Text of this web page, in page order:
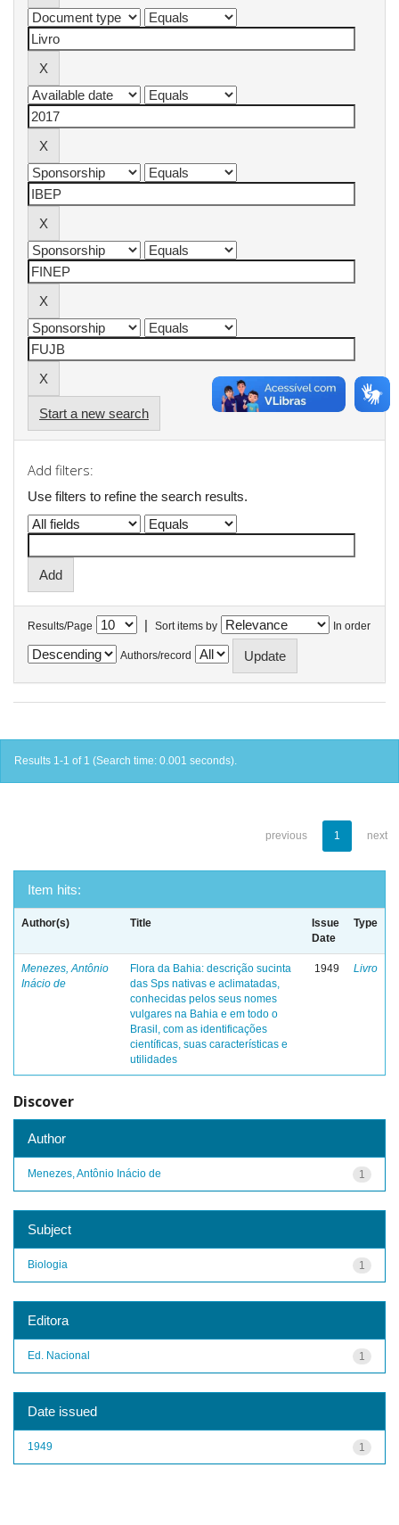
Start a new search
Add filters:
Use filters to refine the search results.
Results/Page | Sort items by In order
Authors/record
Results 1-1 of 1 (Search time: 0.001 seconds).
previous 1 next
Item hits:
Author(s) Title
Issue
Date
Type
Menezes, Antônio
Inácio de
Flora da Bahia: descrição sucinta
das Sps nativas e aclimatadas,
conhecidas pelos seus nomes
vulgares na Bahia e em todo o
Brasil, com as identificações
científicas, suas características e
utilidades
1949 Livro
Discover
Author
1
Menezes, Antônio Inácio de
Subject
1
Biologia
Editora
1
Ed. Nacional
Date issued
1
1949